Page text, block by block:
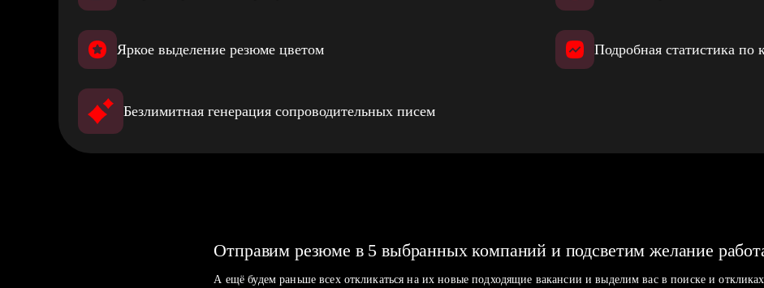
Яркое выделение резюме цветом Подробная статистика по
Безлимитная генерация сопроводительных писем
Отправим резюме в 5 выбранных компаний и подсветим желание
А ещё будем раньше всех откликаться на их новые подходящие вакансии и выделим вас в поиске и откликах